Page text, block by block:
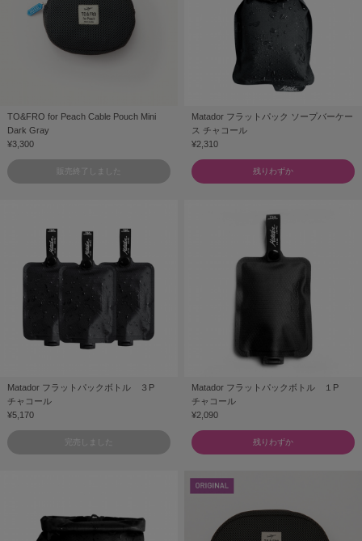
TO&FRO for Peach Cable Pouch Mini
Dark Gray
¥3,300
販売終了しました
Matador フラットパック ソープバーケー
ス チャコール
¥2,310
残りわずか
Matador フラットパックボトル ３P
チャコール
¥5,170
完売しました
Matador フラットパックボトル １P
チャコール
¥2,090
残りわずか